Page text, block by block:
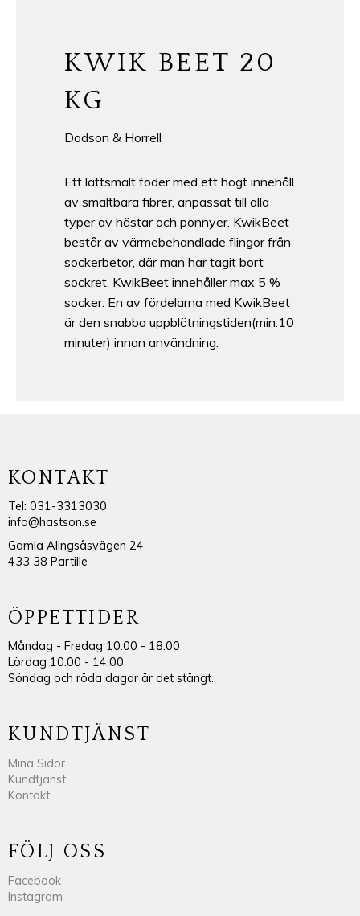
KWIK BEET 20
KG
Dodson & Horrell
Ett lättsmält foder med ett högt innehåll
av smältbara fibrer, anpassat till alla
typer av hästar och ponnyer. KwikBeet
består av värmebehandlade flingor från
sockerbetor, där man har tagit bort
sockret. KwikBeet innehåller max 5 %
socker. En av fördelarna med KwikBeet
är den snabba uppblötningstiden(min.10
minuter) innan användning.
KONTAKT
Tel: 031-3313030
info@hastson.se
Gamla Alingsåsvägen 24
433 38 Partille
ÖPPETTIDER
Måndag - Fredag 10.00 - 18.00
Lördag 10.00 - 14.00
Söndag och röda dagar är det stängt.
KUNDTJÄNST
Mina Sidor
Kundtjänst
Kontakt
FÖLJ OSS
Facebook
Instagram